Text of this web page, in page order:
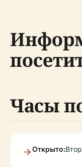
Часы
Открыто: